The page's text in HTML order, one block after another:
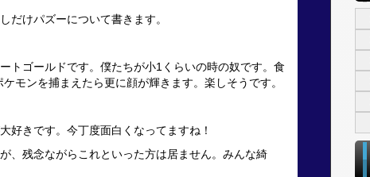
だけパズーについて書きます。
トゴールドです。僕たちが小1くらいの時の奴です。食
モンを捕まえたら更に顔が輝きます。楽しそうです。
好きです。今丁度面白くなってますね！
、残念ながらこれといった方は居ません。みんな綺